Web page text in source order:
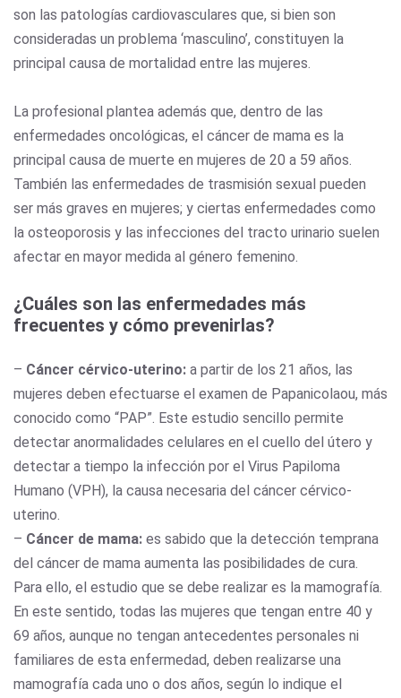
son las patologías cardiovasculares que, si bien son
consideradas un problema ‘masculino’, constituyen la
principal causa de mortalidad entre las mujeres.
La profesional plantea además que, dentro de las
enfermedades oncológicas, el cáncer de mama es la
principal causa de muerte en mujeres de 20 a 59 años.
También las enfermedades de trasmisión sexual pueden
ser más graves en mujeres; y ciertas enfermedades como
la osteoporosis y las infecciones del tracto urinario suelen
afectar en mayor medida al género femenino.
¿Cuáles son las enfermedades más
frecuentes y cómo prevenirlas?
– Cáncer cérvico-uterino: a partir de los 21 años, las
mujeres deben efectuarse el examen de Papanicolaou, más
conocido como “PAP”. Este estudio sencillo permite
detectar anormalidades celulares en el cuello del útero y
detectar a tiempo la infección por el Virus Papiloma
Humano (VPH), la causa necesaria del cáncer cérvico-
uterino.
– Cáncer de mama: es sabido que la detección temprana
del cáncer de mama aumenta las posibilidades de cura.
Para ello, el estudio que se debe realizar es la mamografía.
En este sentido, todas las mujeres que tengan entre 40 y
69 años, aunque no tengan antecedentes personales ni
familiares de esta enfermedad, deben realizarse una
mamografía cada uno o dos años, según lo indique el